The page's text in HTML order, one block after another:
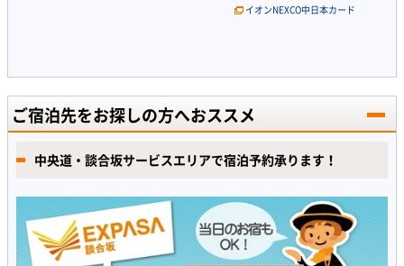
イオンNEXCO中日本カード
ご宿泊先をお探しの方へおススメ
中央道・談合坂サービスエリアで宿泊予約承ります！